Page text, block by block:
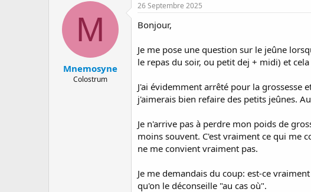
e
d
e
d
b
M
Mnemosyne
Colostrum
26 Septembre 2025
Bonjour,
Je me pose une question sur le jeûne
le repas du soir, ou petit dej + midi) et
J'ai évidemment arrêté pour la grossesse
j'aimerais bien refaire des petits jeûnes.
Je n'arrive pas à perdre mon poids de
moins souvent. C'est vraiment ce qui me
ne me convient vraiment pas.
Je me demandais du coup: est-ce
qu'on le déconseille "au cas où".